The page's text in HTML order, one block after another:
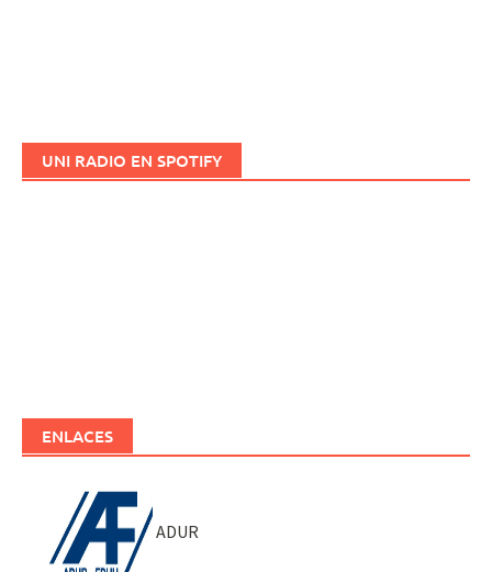
UNI RADIO EN SPOTIFY
ENLACES
ADUR